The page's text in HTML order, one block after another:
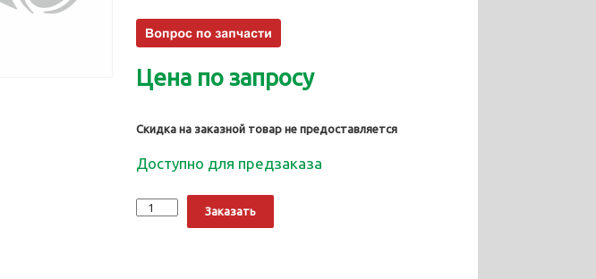
Цена по запросу
Скидка на заказной товар не предоставляется
Доступно для предзаказа
Количество
Поршни
Заказать